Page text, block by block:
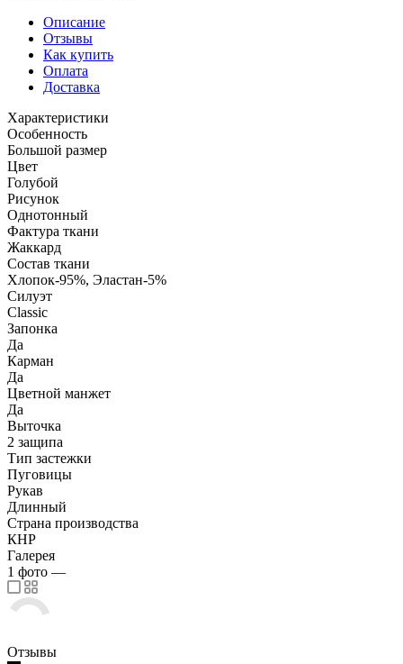
Описание
Отзывы
Как купить
Оплата
Доставка
Характеристики
Особенность
Большой размер
Цвет
Голубой
Рисунок
Однотонный
Фактура ткани
Жаккард
Состав ткани
Хлопок-95%, Эластан-5%
Силуэт
Classic
Запонка
Да
Карман
Да
Цветной манжет
Да
Выточка
2 защипа
Тип застежки
Пуговицы
Рукав
Длинный
Страна производства
КНР
Галерея
1 фото —
Отзывы